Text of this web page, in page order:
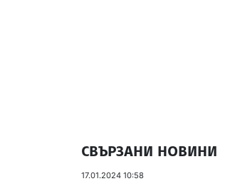
СВЪРЗАНИ НОВИНИ
17.01.2024 10:58